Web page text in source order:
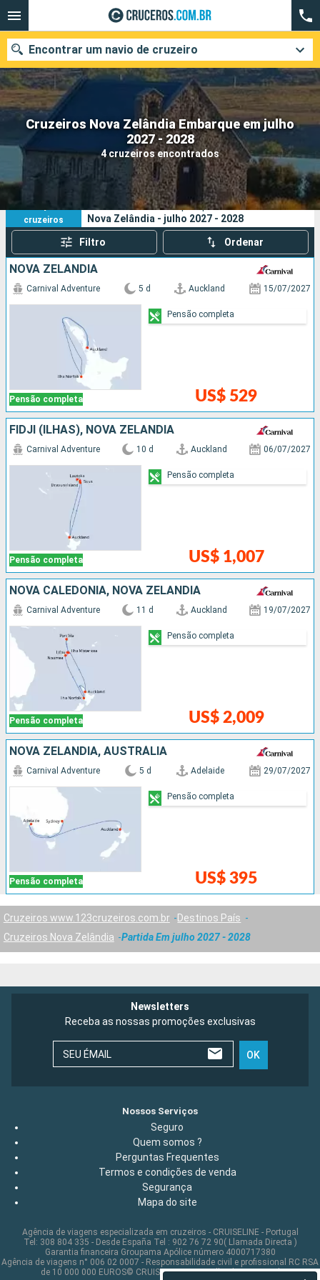
Cruzeiros Nova Zelândia Embarque em julho
2027 - 2028
4 cruzeiros encontrados
Encontrar um navio de cruzeiro
Quando ir?
Data de partida
Cidades Companhias
Pesquisar
4
cruzeiros
Os seus critérios de pesquisa:
Nova Zelândia - julho 2027 - 2028
Filtro Ordenar
NOVA ZELÂNDIA
Pensão completa
Carnival Adventure 5 d Auckland 15/07/2027
US$ 529
Pensão completa
FIDJI (ILHAS), NOVA ZELÂNDIA
Pensão completa
Carnival Adventure 10 d Auckland 06/07/2027
US$ 1,007
Pensão completa
NOVA CALEDÔNIA, NOVA ZELÂNDIA
Pensão completa
Carnival Adventure 11 d Auckland 19/07/2027
US$ 2,009
Pensão completa
NOVA ZELÂNDIA, AUSTRÁLIA
Pensão completa
Carnival Adventure 5 d Adelaide 29/07/2027
US$ 395
Pensão completa
Cruzeiros www.123cruzeiros.com.br
Destinos País
Cruzeiros Nova Zelândia
Partida Em julho 2027 - 2028
Newsletters
Receba as nossas promoções exclusivas
SEU ÉMAIL OK
Nossos Serviços
Seguro
Quem somos ?
Perguntas Frequentes
Termos e condições de venda
Segurança
Mapa do site
Agência de viagens especializada em cruzeiros - CRUISELINE - Portugal
Tel: 308 804 335 - Desde España Tel : 902 76 72 90( Llamada Directa )
Garantia financeira Groupama Apólice número 4000717380
Agência de viagens n° 006 02 0007 - Responsabilidade civil e profissional RC RSA
de 10 000 000 EUROS© CRUISELINE 2026 - all rights reserved